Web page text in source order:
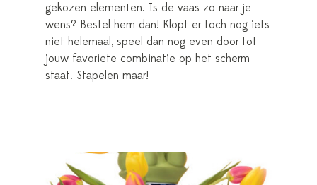
gekozen elementen. Is de vaas zo naar je
wens? Bestel hem dan! Klopt er toch nog iets
niet helemaal, speel dan nog even door tot
jouw favoriete combinatie op het scherm
staat. Stapelen maar!